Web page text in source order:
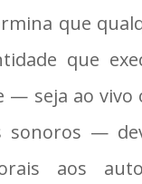
que
que
— seja ao vivo
sonoros —
aos